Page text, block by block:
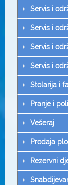
Servis i
Servis i
Servis i
Servis i
Stolarija i
Pranje i
Vešeraj
Prodaja
Rezervni